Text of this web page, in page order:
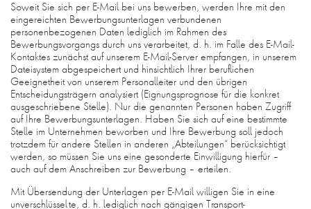
Soweit Sie sich per E-Mail bei uns bewerben, werden Ihre mit den
eingereichten Bewerbungsunterlagen verbundenen
personenbezogenen Daten lediglich im Rahmen des
Bewerbungsvorgangs durch uns verarbeitet, d. h. im Falle des E-Mail-
Kontaktes zunächst auf unserem E-Mail-Server empfangen, in unserem
Dateisystem abgespeichert und hinsichtlich Ihrer beruflichen
Geeignetheit von unserem Personalleiter und den übrigen
Entscheidungsträgern analysiert (Eignungsprognose für die konkret
ausgeschriebene Stelle). Nur die genannten Personen haben Zugriff
auf Ihre Bewerbungsunterlagen. Haben Sie sich auf eine bestimmte
Stelle im Unternehmen beworben und Ihre Bewerbung soll jedoch
trotzdem für andere Stellen in anderen „Abteilungen“ berücksichtigt
werden, so müssen Sie uns eine gesonderte Einwilligung hierfür –
auch auf dem Anschreiben zur Bewerbung – erteilen.
Mit Übersendung der Unterlagen per E-Mail willigen Sie in eine
unverschlüsselte, d. h. lediglich nach gängigen Transport-